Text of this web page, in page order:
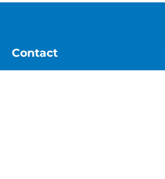
Contact